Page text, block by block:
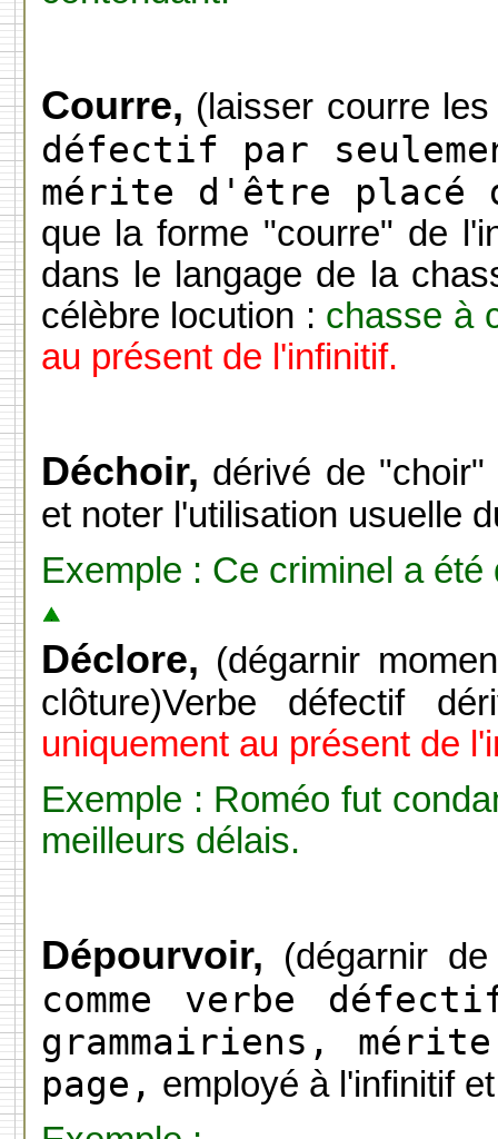
Courre, (laisser courre
défectif par
mérite d'être placé
que la forme "courre" de
dans le langage de la
célèbre locution : chasse à
au présent de l'infinitif.
Déchoir, dérivé de
et noter l'utilisation usuelle
Exemple : Ce criminel a
Déclore, (dégarnir
clôture)Verbe défectif
uniquement au présent de
Exemple : Roméo fut
meilleurs délais.
Dépourvoir, (dégarnir
comme verbe
grammairiens,
page, employé à l'infinitif